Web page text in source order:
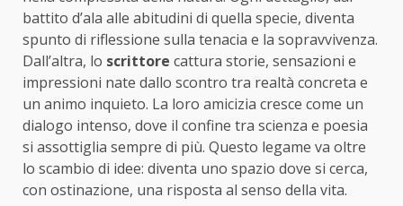
battito d’ala alle abitudini di quella specie, diventa
spunto di riflessione sulla tenacia e la sopravvivenza.
Dall’altra, lo scrittore cattura storie, sensazioni e
impressioni nate dallo scontro tra realtà concreta e
un animo inquieto. La loro amicizia cresce come un
dialogo intenso, dove il confine tra scienza e poesia
si assottiglia sempre di più. Questo legame va oltre
lo scambio di idee: diventa uno spazio dove si cerca,
con ostinazione, una risposta al senso della vita.